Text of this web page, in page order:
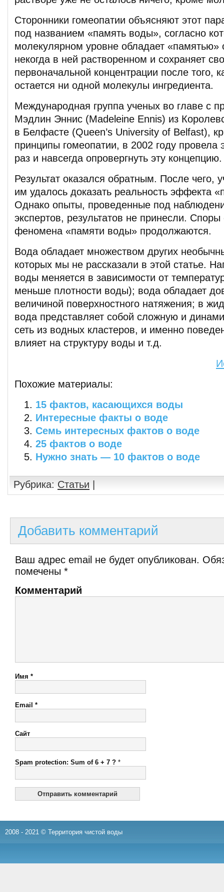
Сторонники гомеопатии объясняют этот
под названием «память воды», согласно
молекулярном уровне обладает «памятью»
некогда в ней растворенном и сохраняет
первоначальной концентрации после того,
остается ни одной молекулы ингредиента.
Международная группа ученых во главе с
Мэдлин Эннис (Madeleine Ennis) из
в Белфасте (Queen’s University of Belfast),
принципы гомеопатии, в 2002 году провела
раз и навсегда опровергнуть эту концепцию.
Результат оказался обратным. После чего,
им удалось доказать реальность эффекта
Однако опыты, проведенные под
экспертов, результатов не принесли.
феномена «памяти воды» продолжаются.
Вода обладает множеством других
которых мы не рассказали в этой статье.
воды меняется в зависимости от
меньше плотности воды); вода обладает
величиной поверхностного натяжения; в
вода представляет собой сложную и
сеть из водных кластеров, и именно
влияет на структуру воды и т.д.
Похожие материалы:
15 фактов, касающихся воды
Интересные факты о воде
Семь интересных фактов о воде
25 фактов о воде
Нужно знать — 10 фактов о воде
Рубрика: Статьи
Добавить комментарий
Ваш адрес email не будет опубликован.
помечены *
Комментарий
Имя *
Email *
Сайт
Spam protection: Sum of 6 + 7 ? *
2008 - 2021 © Территория чистой воды